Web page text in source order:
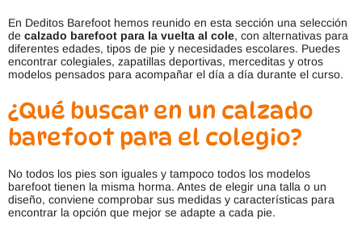
En Deditos Barefoot hemos reunido en esta sección una selección
de calzado barefoot para la vuelta al cole, con alternativas para
diferentes edades, tipos de pie y necesidades escolares. Puedes
encontrar colegiales, zapatillas deportivas, merceditas y otros
modelos pensados para acompañar el día a día durante el curso.
¿Qué buscar en un calzado
barefoot para el colegio?
No todos los pies son iguales y tampoco todos los modelos
barefoot tienen la misma horma. Antes de elegir una talla o un
diseño, conviene comprobar sus medidas y características para
encontrar la opción que mejor se adapte a cada pie.